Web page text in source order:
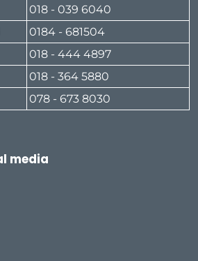
018 - 039 6040
0184 - 681504
018 - 444 4897
018 - 364 5880
078 - 673 8030
media
serviceonlygarage/
ServiceOnlyGarages/